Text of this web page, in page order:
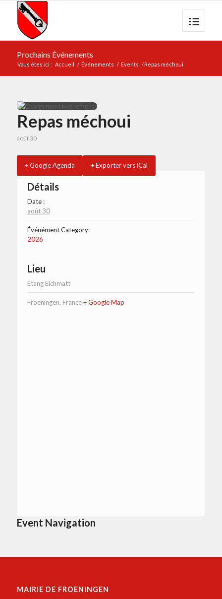
Prochains Événements
Vous êtes ici : Accueil / Événements / Events /Repas méchoui
Repas méchoui
août 30
+ Google Agenda + Exporter vers iCal
Détails
Date :
août 30
Événément Category:
2026
Lieu
Etang Eichmatt
Froeningen, France + Google Map
Event Navigation
MAIRIE DE FROENINGEN